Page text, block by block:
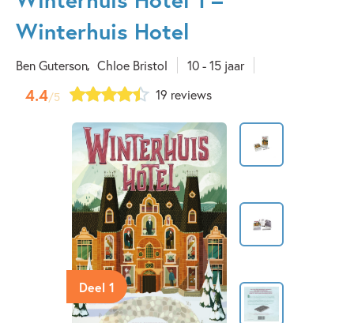
uitgevers
Winterhuis Hotel
Ben Guterson Chloe Bristol 10 - 15 jaar
4.4/5 19 reviews
Deel 1